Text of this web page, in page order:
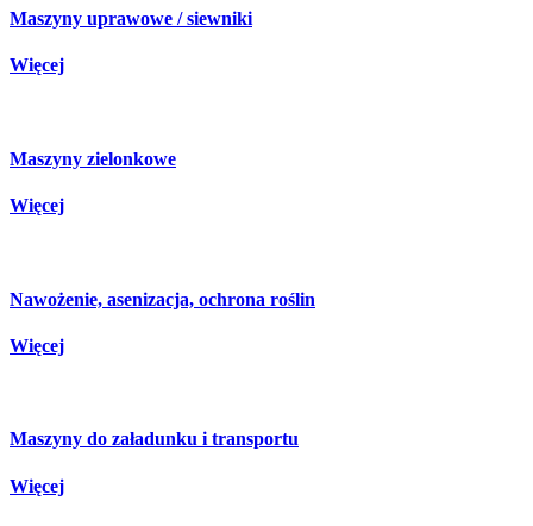
Maszyny uprawowe / siewniki
Więcej
Maszyny zielonkowe
Więcej
Nawożenie, asenizacja, ochrona roślin
Więcej
Maszyny do załadunku i transportu
Więcej